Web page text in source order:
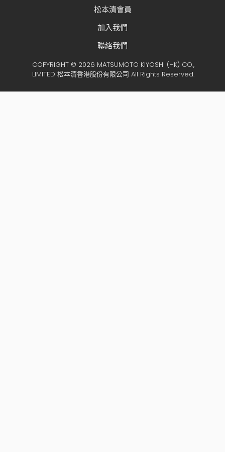
松本清會員
加入我們
聯絡我們
COPYRIGHT © 2026 MATSUMOTO KIYOSHI (HK) CO.,
LIMITED 松本清香港股份有限公司 All Rights Reserved.